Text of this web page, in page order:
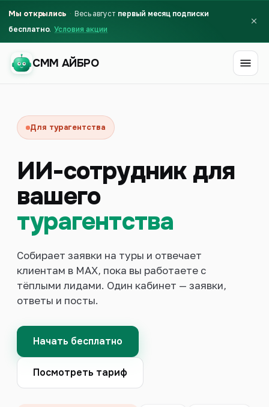
Мы открылись Весь август первый месяц подписки
бесплатно Условия акции
СММ АЙБРО
Первый месяц бесплатно
Войти
Для турагентства
ИИ-сотрудник для
вашего
турагентства
Собирает заявки на туры и отвечает
клиентам в MAX, пока вы работаете с
тёплыми лидами. Один кабинет — заявки,
ответы и посты.
Начать бесплатно
Посмотреть тариф